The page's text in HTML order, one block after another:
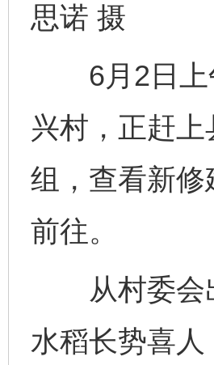
思诺 摄
6月2日上
兴村，正赶
组，查看新
前往。
从村委会出
水稻长势喜